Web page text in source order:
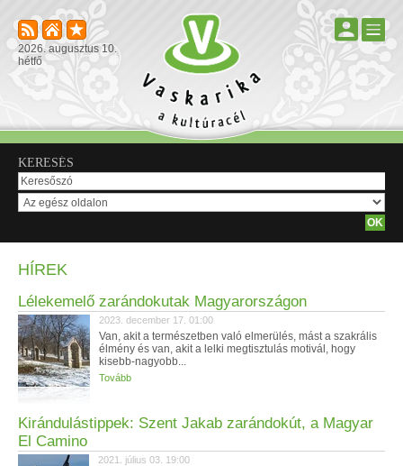
2026. augusztus 10.
hétfő
KERESÉS
HÍREK
Lélekemelő zarándokutak Magyarországon
2023. december 17. 01:00
Van, akit a természetben való elmerülés, mást a szakrális
élmény és van, akit a lelki megtisztulás motivál, hogy
kisebb-nagyobb...
Tovább
Kirándulástippek: Szent Jakab zarándokút, a Magyar
El Camino
2021. július 03. 19:00